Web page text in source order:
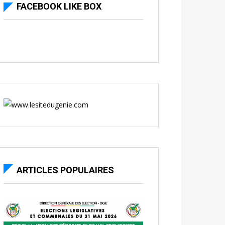
FACEBOOK LIKE BOX
ARTICLES POPULAIRES